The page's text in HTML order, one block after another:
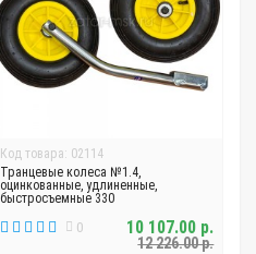
Код товара: 02114
Транцевые колеса №1.4,
оцинкованные, удлиненные,
быстросъемные 330
0
12 226.00 р.
10 107.00 р.